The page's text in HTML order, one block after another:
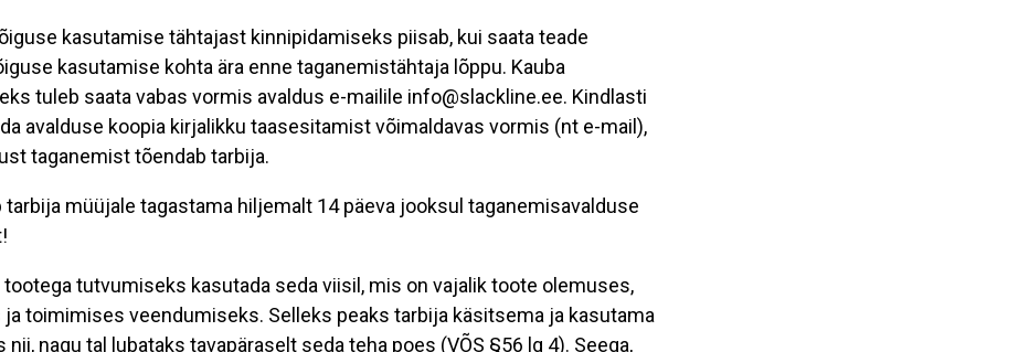
kasutamise tähtajast kinnipidamiseks piisab, kui saata teade
kasutamise kohta ära enne taganemistähtaja lõppu. Kauba
tuleb saata vabas vormis avaldus e-mailile info@slackline.ee. Kindlasti
avalduse koopia kirjalikku taasesitamist võimaldavas vormis (nt e-mail),
taganemist tõendab tarbija.
tarbija müüjale tagastama hiljemalt 14 päeva jooksul taganemisavalduse
tootega tutvumiseks kasutada seda viisil, mis on vajalik toote olemuses,
toimimises veendumiseks. Selleks peaks tarbija käsitsema ja kasutama
nii, nagu tal lubataks tavapäraselt seda teha poes (VÕS §56 lg 4). Seega,